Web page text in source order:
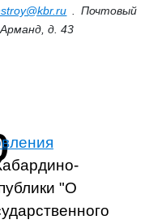
. Почтовый
д. 43
"О